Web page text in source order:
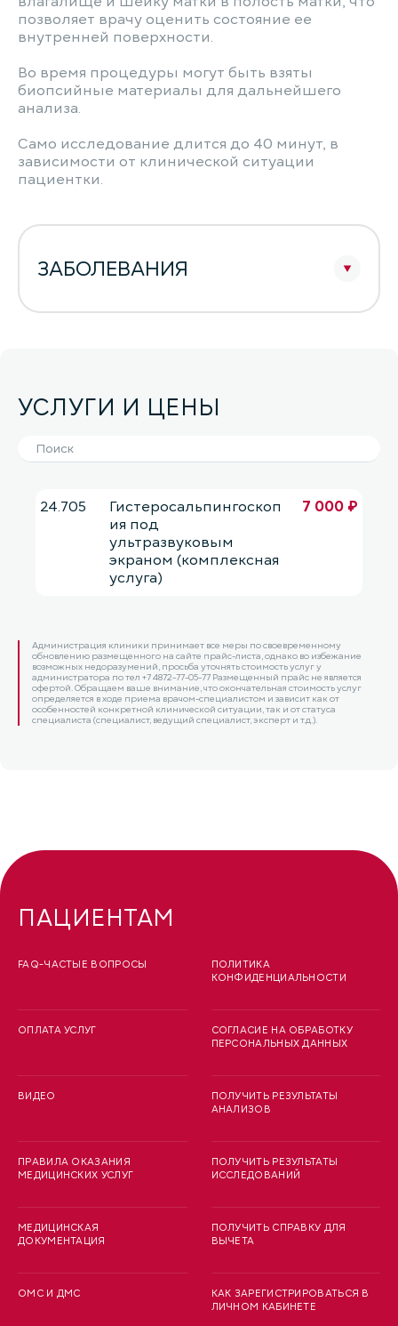
позволяет врачу оценить состояние ее
внутренней поверхности.
Во время процедуры могут быть взяты
биопсийные материалы для дальнейшего
анализа.
Само исследование длится до 40 минут, в
зависимости от клинической ситуации
пациентки.
ЗАБОЛЕВАНИЯ
УСЛУГИ И ЦЕНЫ
24.705
Гистеросальпингоскоп
ия под
ультразвуковым
экраном (комплексная
услуга)
7 000 ₽
Администрация клиники принимает все меры по своевременному
обновлению размещенного на сайте прайс-листа, однако во избежание
возможных недоразумений, просьба уточнять стоимость услуг у
администратора по тел +7 4872-77-05-77 Размещенный прайс не является
офертой. Обращаем ваше внимание, что окончательная стоимость услуг
определяется в ходе приема врачом-специалистом и зависит как от
особенностей конкретной клинической ситуации, так и от статуса
специалиста (специалист, ведущий специалист, эксперт и т.д.).
ПАЦИЕНТАМ
FAQ-ЧАСТЫЕ ВОПРОСЫ
ОПЛАТА УСЛУГ
ВИДЕО
ПРАВИЛА ОКАЗАНИЯ
МЕДИЦИНСКИХ УСЛУГ
МЕДИЦИНСКАЯ
ДОКУМЕНТАЦИЯ
ОМС И ДМС
ПОЛИТИКА
КОНФИДЕНЦИАЛЬНОСТИ
СОГЛАСИЕ НА ОБРАБОТКУ
ПЕРСОНАЛЬНЫХ ДАННЫХ
ПОЛУЧИТЬ РЕЗУЛЬТАТЫ
АНАЛИЗОВ
ПОЛУЧИТЬ РЕЗУЛЬТАТЫ
ИССЛЕДОВАНИЙ
ПОЛУЧИТЬ СПРАВКУ ДЛЯ
ВЫЧЕТА
КАК ЗАРЕГИСТРИРОВАТЬСЯ В
ЛИЧНОМ КАБИНЕТЕ